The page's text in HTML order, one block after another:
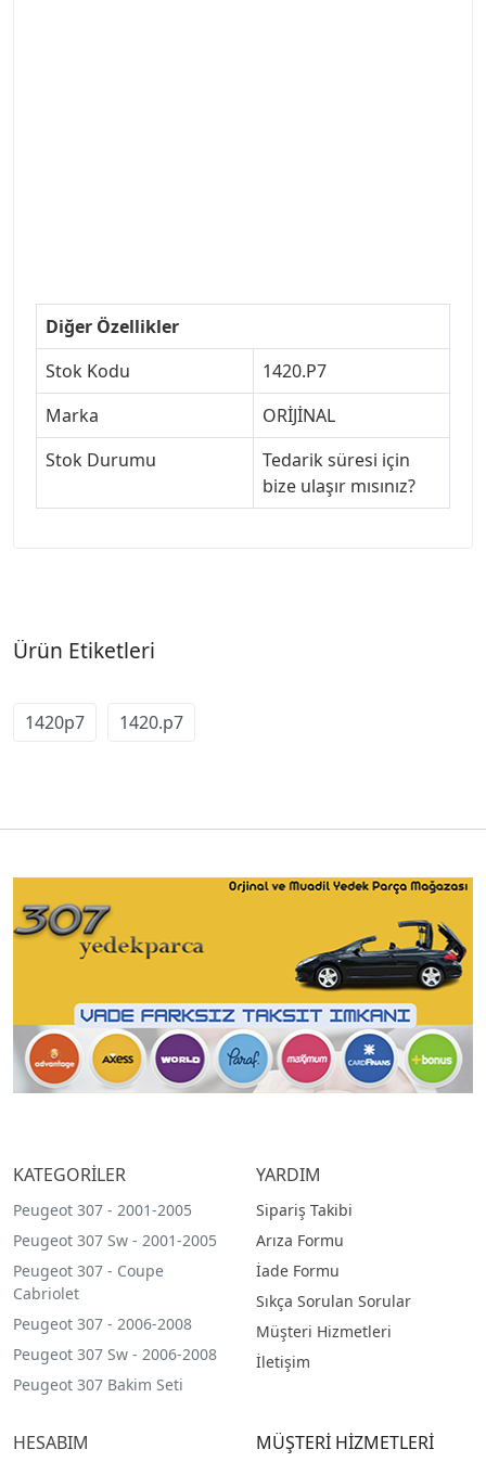
Diğer Özellikler
Stok Kodu
1420.P7
Marka
ORİJİNAL
Stok Durumu
Tedarik süresi için
bize ulaşır mısınız?
Ürün Etiketleri
1420p7 1420.p7
KATEGORİLER
Peugeot 307 - 2001-2005
Peugeot 307 Sw - 2001-2005
Peugeot 307 - Coupe
Cabriolet
Peugeot 307 - 2006-2008
Peugeot 307 Sw - 2006-2008
Peugeot 307 Bakim Seti
YARDIM
Sipariş Takibi
Arıza Formu
İade Formu
Sıkça Sorulan Sorular
Müşteri Hizmetleri
İletişim
HESABIM MÜŞTERİ HİZMETLERİ